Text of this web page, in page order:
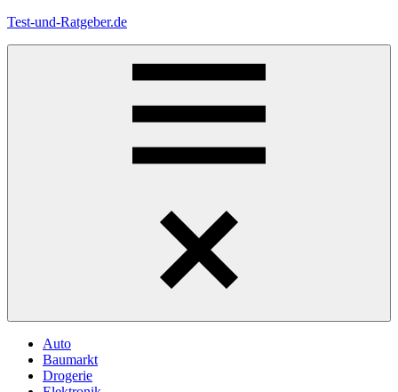
Zum
Test-und-Ratgeber.de
Auto
Baumarkt
Drogerie